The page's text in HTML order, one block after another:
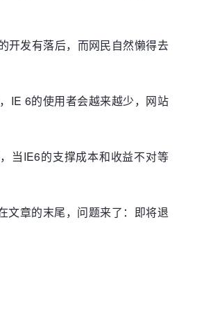
开发有落后，而网民自然懒得去
IE 6的使用者会越来越少，网站
当IE6的支撑成本和收益不对等
文章的末尾，问题来了：即将退